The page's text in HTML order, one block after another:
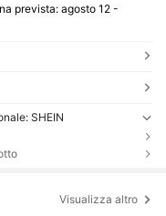
prevista:agosto 12 -
SHEIN
Visualizza altro